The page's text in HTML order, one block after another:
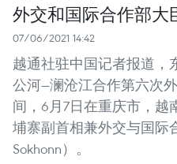
外交和国际合作部大
07/06/2021 14:42
越通社驻中国记者报道，
公河—澜沧江合作第六次
间，6月7日在重庆市，
埔寨副首相兼外交与国际
Sokhonn）。